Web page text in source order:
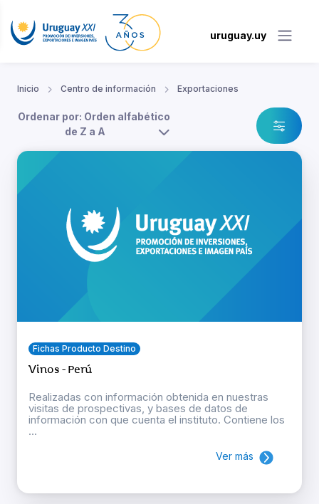
uruguay.uy
Inicio Centro de información Exportaciones
Ordenar por: Orden alfabético
de Z a A
Fichas Producto Destino
Vinos - Perú
Realizadas con información obtenida en nuestras
visitas de prospectivas, y bases de datos de
información con que cuenta el instituto. Contiene los
...
Ver más